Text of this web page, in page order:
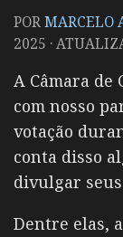
PORMARCELO
2025 ·
A Câmara de
com nosso
votação
conta disso
divulgar
Dentre elas,